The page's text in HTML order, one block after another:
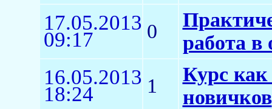
17.05.2013
09:17 0
работа
16.05.2013
18:24 1
Курс
новичков